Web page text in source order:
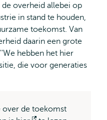
de overheid allebei op
in stand te houden,
toekomst. Van
daarin een grote
hebben het hier
die voor generaties
over de toekomst